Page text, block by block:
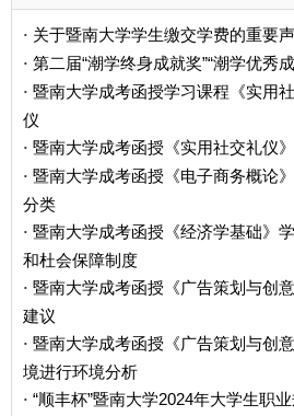
· 关于暨南大学学生缴交学费的重要
· 第二届“潮学终身成就奖”“潮学优秀
· 暨南大学成考函授学习课程《实用
仪
· 暨南大学成考函授《实用社交礼仪
· 暨南大学成考函授《电子商务概论
分类
· 暨南大学成考函授《经济学基础》
和杜会保障制度
· 暨南大学成考函授《广告策划与创
建议
· 暨南大学成考函授《广告策划与创
境进行环境分析
· “顺丰杯”暨南大学2024年大学生职